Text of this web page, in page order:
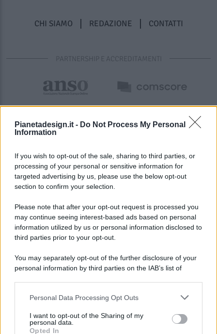
Pianetadesign.it - Do Not Process My Personal
Information
If you wish to opt-out of the sale, sharing to third parties, or
processing of your personal or sensitive information for
targeted advertising by us, please use the below opt-out
section to confirm your selection.
Please note that after your opt-out request is processed you
may continue seeing interest-based ads based on personal
information utilized by us or personal information disclosed to
third parties prior to your opt-out.
You may separately opt-out of the further disclosure of your
personal information by third parties on the IAB’s list of
This information may also be disclosed by us to third parties
disclose it to other third parties.
Personal Data Processing Opt Outs
I want to opt-out of the Sharing of my
personal data.
Opted In
CHI SIAMO REDAZIONE CONTATTI
PARTNERSHIP E ACCREDITAMENTI
© 2026 - Pianeta Design - P.IVA 04827280654 - Testata
Registrata Al Tribunale Di Nocera Inferiore N. 8/2020 - RG N.
ISCRIZIONE AL ROC N. 35792 – ISCRITTA ALL’ANSO
(ASSOCIAZIONE NAZIONALE STAMPA ONLINE)
PREFERENZE PRIVACY